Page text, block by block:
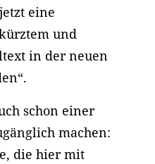
eine
und
in der neuen
schon einer
machen:
die hier mit